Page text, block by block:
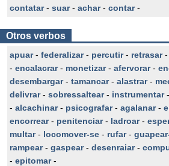
contatar- suar- achar- contar-
Otros verbos
apuar- federalizar- percutir- retrasar-
- encalacrar- monetizar- afervorar-
desembargar- tamancar- alastrar-
delivrar- sobressaltear- instrumentar-
- alcachinar- psicografar- agalanar-
encorrear- penitenciar- ladroar-
multar- locomover-se - rufar-
rampear- gaspear- desenraiar-
- epitomar-